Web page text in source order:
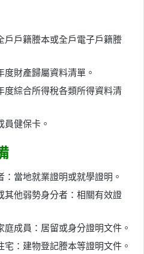
戶戶籍謄本或全戶電子戶籍謄
財產歸屬資料清單。
度綜合所得稅各類所得資料清
員健保卡。
當地就業證明或就學證明。
其他弱勢身分者：相關有效證
成員：居留或身分證明文件。
：建物登記謄本等證明文件。